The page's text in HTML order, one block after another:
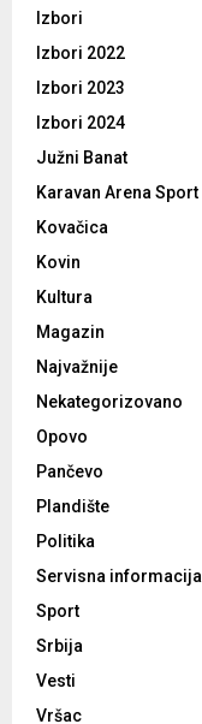
Izbori
Izbori 2022
Izbori 2023
Izbori 2024
Južni Banat
Karavan Arena Sport
Kovačica
Kovin
Kultura
Magazin
Najvažnije
Nekategorizovano
Opovo
Pančevo
Plandište
Politika
Servisna informacija
Sport
Srbija
Vesti
Vršac